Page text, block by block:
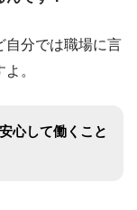
自分では職場に言
。
心して働くこと